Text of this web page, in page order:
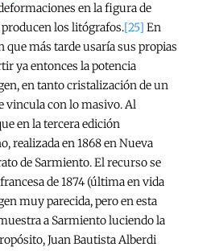
en la figura de
los litógrafos.[25] En
que más tarde usaría sus propias
ya entonces la potencia
en tanto cristalización de un
vincula con lo masivo. Al
en la tercera edición
realizada en 1868 en Nueva
de Sarmiento. El recurso se
de 1874 (última en vida
muy parecida, pero en esta
a Sarmiento luciendo la
Juan Bautista Alberdi